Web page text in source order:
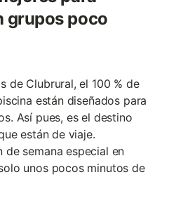
grupos poco
de Clubrural, el 100 % de
están diseñados para
Así pues, es el destino
están de viaje.
de semana especial en
unos pocos minutos de